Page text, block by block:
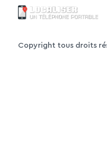
Copyright tous droits